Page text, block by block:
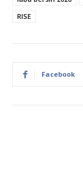
RISE
Facebook